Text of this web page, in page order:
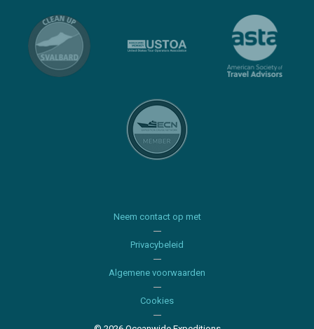
Neem contact op met
Privacybeleid
Algemene voorwaarden
Cookies